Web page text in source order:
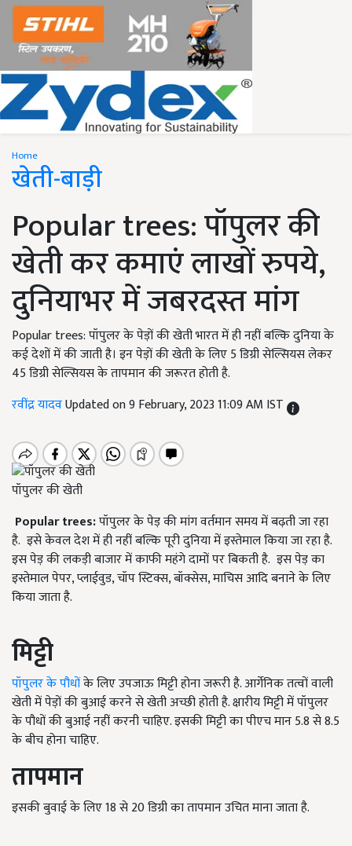
Home
खेती-बाड़ी
Popular trees: पॉपुलर की
खेती कर कमाएं लाखों रुपये,
दुनियाभर में जबरदस्त मांग
Popular trees: पॉपुलर के पेड़ों की खेती भारत में ही नहीं बल्कि दुनिया के
कई देशों में की जाती है। इन पेड़ों की खेती के लिए 5 डिग्री सेल्सियस लेकर
45 डिग्री सेल्सियस के तापमान की जरूरत होती है.
रवींद्र यादवUpdated on 9 February, 2023 11:09 AM IST
पॉपुलर की खेती
Popular trees:पॉपुलर के पेड़ की मांग वर्तमान समय में बढ़ती जा रहा
है. इसे केवल देश में ही नहीं बल्कि पूरी दुनिया में इस्तेमाल किया जा रहा है.
इस पेड़ की लकड़ी बाजार में काफी महंगे दामों पर बिकती है. इस पेड़ का
इस्तेमाल पेपर, प्लाईवुड, चॉप स्टिक्स, बॉक्सेस, माचिस आदि बनाने के लिए
किया जाता है.
मिट्टी
पॉपुलर के पौधोंके लिए उपजाऊ मिट्टी होना जरूरी है. आर्गेनिक तत्वों वाली
खेती में पेड़ों की बुआई करने से खेती अच्छी होती है. क्षारीय मिट्टी में पॉपुलर
के पौधों की बुआई नहीं करनी चाहिए. इसकी मिट्टी का पीएच मान 5.8 से 8.5
के बीच होना चाहिए.
तापमान
इसकी बुवाई के लिए 18 से 20 डिग्री का तापमान उचित माना जाता है.